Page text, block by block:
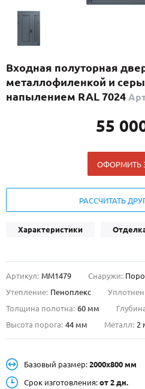
С реечным дизайном(29)
ПО НАЗНАЧЕНИЮ
ПО КОНСТРУКЦИИ
О НАС
Металлические двери от
Москве и
Входная полуторная
металлофиленкой и
напылением RAL 7024
55
ОФОРМИТЬ
РАССЧИТАТЬ
Характеристики
Артикул: ММ1479 Снаружи:
Утепление: Пеноплекс
Толщина полотна: 60 мм
Высота порога: 44 мм Металл: 2
Базовый размер: 2000х800 мм
Срок изготовления: от 2 дн.